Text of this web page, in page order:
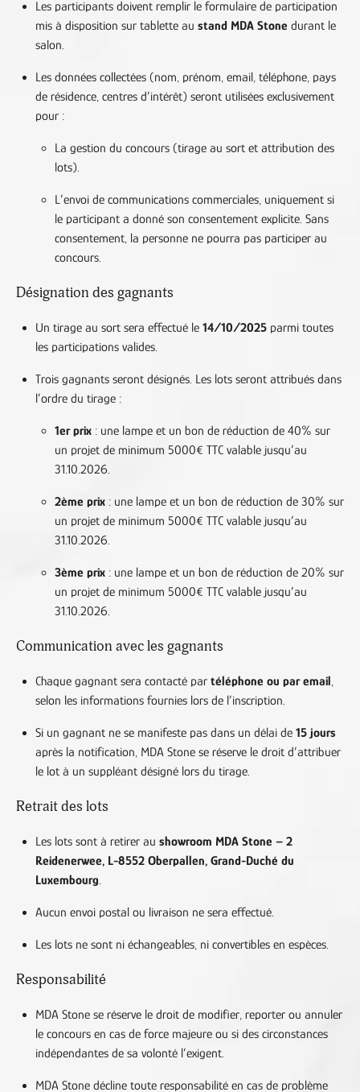
Les participants doivent remplir le formulaire de participation
mis à disposition sur tablette au stand MDA Stone durant le
salon.
Les données collectées (nom, prénom, email, téléphone, pays
de résidence, centres d’intérêt) seront utilisées exclusivement
pour :
La gestion du concours (tirage au sort et attribution des
lots).
L’envoi de communications commerciales, uniquement si
le participant a donné son consentement explicite. Sans
consentement, la personne ne pourra pas participer au
concours.
Désignation des gagnants
Un tirage au sort sera effectué le 14/10/2025 parmi toutes
les participations valides.
Trois gagnants seront désignés. Les lots seront attribués dans
l’ordre du tirage :
1er prix : une lampe et un bon de réduction de 40% sur
un projet de minimum 5000€ TTC valable jusqu’au
31.10.2026.
2ème prix : une lampe et un bon de réduction de 30% sur
un projet de minimum 5000€ TTC valable jusqu’au
31.10.2026.
3ème prix : une lampe et un bon de réduction de 20% sur
un projet de minimum 5000€ TTC valable jusqu’au
31.10.2026.
Communication avec les gagnants
Chaque gagnant sera contacté par téléphone ou par email,
selon les informations fournies lors de l’inscription.
Si un gagnant ne se manifeste pas dans un délai de 15 jours
après la notification, MDA Stone se réserve le droit d’attribuer
le lot à un suppléant désigné lors du tirage.
Retrait des lots
Les lots sont à retirer au showroom MDA Stone – 2
Reidenerwee, L-8552 Oberpallen, Grand-Duché du
Luxembourg.
Aucun envoi postal ou livraison ne sera effectué.
Les lots ne sont ni échangeables, ni convertibles en espèces.
Responsabilité
MDA Stone se réserve le droit de modifier, reporter ou annuler
le concours en cas de force majeure ou si des circonstances
indépendantes de sa volonté l’exigent.
MDA Stone décline toute responsabilité en cas de problème